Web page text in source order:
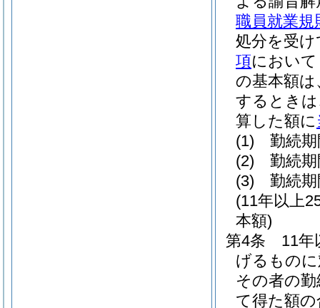
職員就業規
処分を受
項におい
の基本額は
するとき
算した額に
(1)
勤続
(2)
勤続
(3)
勤続
(11年以上
本額)
第4条
11年
げるもの
その者の
て得た額